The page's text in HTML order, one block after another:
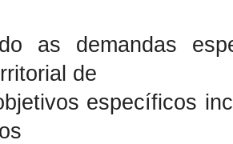
as demandas
de
específicos